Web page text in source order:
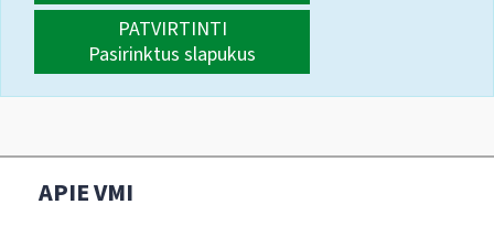
PATVIRTINTI
Pasirinktus slapukus
APIE VMI